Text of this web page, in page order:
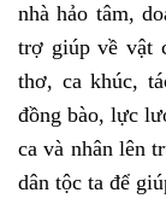
nhà hảo tâm,
trợ giúp về vật
thơ, ca khúc,
đồng bào, lực
ca và nhân lên
dân tộc ta để